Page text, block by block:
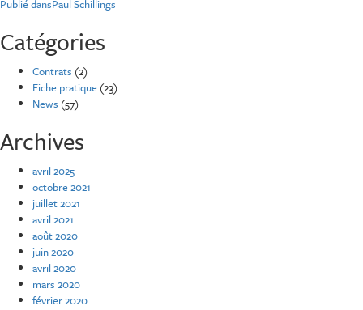
Navigation
de
l’article
Publié dansPaul Schillings
Catégories
Contrats (2)
Fiche pratique (23)
News (57)
Archives
avril 2025
octobre 2021
juillet 2021
avril 2021
août 2020
juin 2020
avril 2020
mars 2020
février 2020